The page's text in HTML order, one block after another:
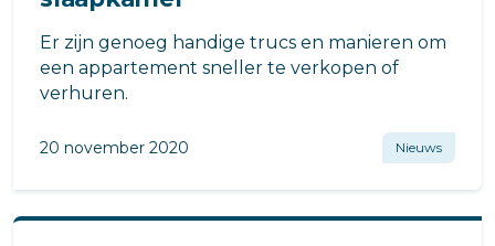
Er zijn genoeg handige trucs en manieren om
een appartement sneller te verkopen of
verhuren.
20 november 2020 Nieuws